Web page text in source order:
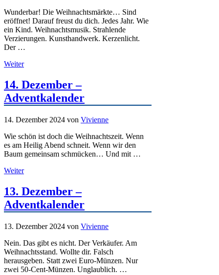
Wunderbar! Die Weihnachtsmärkte… Sind
eröffnet! Darauf freust du dich. Jedes Jahr. Wie
ein Kind. Weihnachtsmusik. Strahlende
Verzierungen. Kunsthandwerk. Kerzenlicht.
Der …
Weiter
14. Dezember –
Adventkalender
14. Dezember 2024 von Vivienne
Wie schön ist doch die Weihnachtszeit. Wenn
es am Heilig Abend schneit. Wenn wir den
Baum gemeinsam schmücken… Und mit …
Weiter
13. Dezember –
Adventkalender
13. Dezember 2024 von Vivienne
Nein. Das gibt es nicht. Der Verkäufer. Am
Weihnachtsstand. Wollte dir. Falsch
herausgeben. Statt zwei Euro-Münzen. Nur
zwei 50-Cent-Münzen. Unglaublich. …